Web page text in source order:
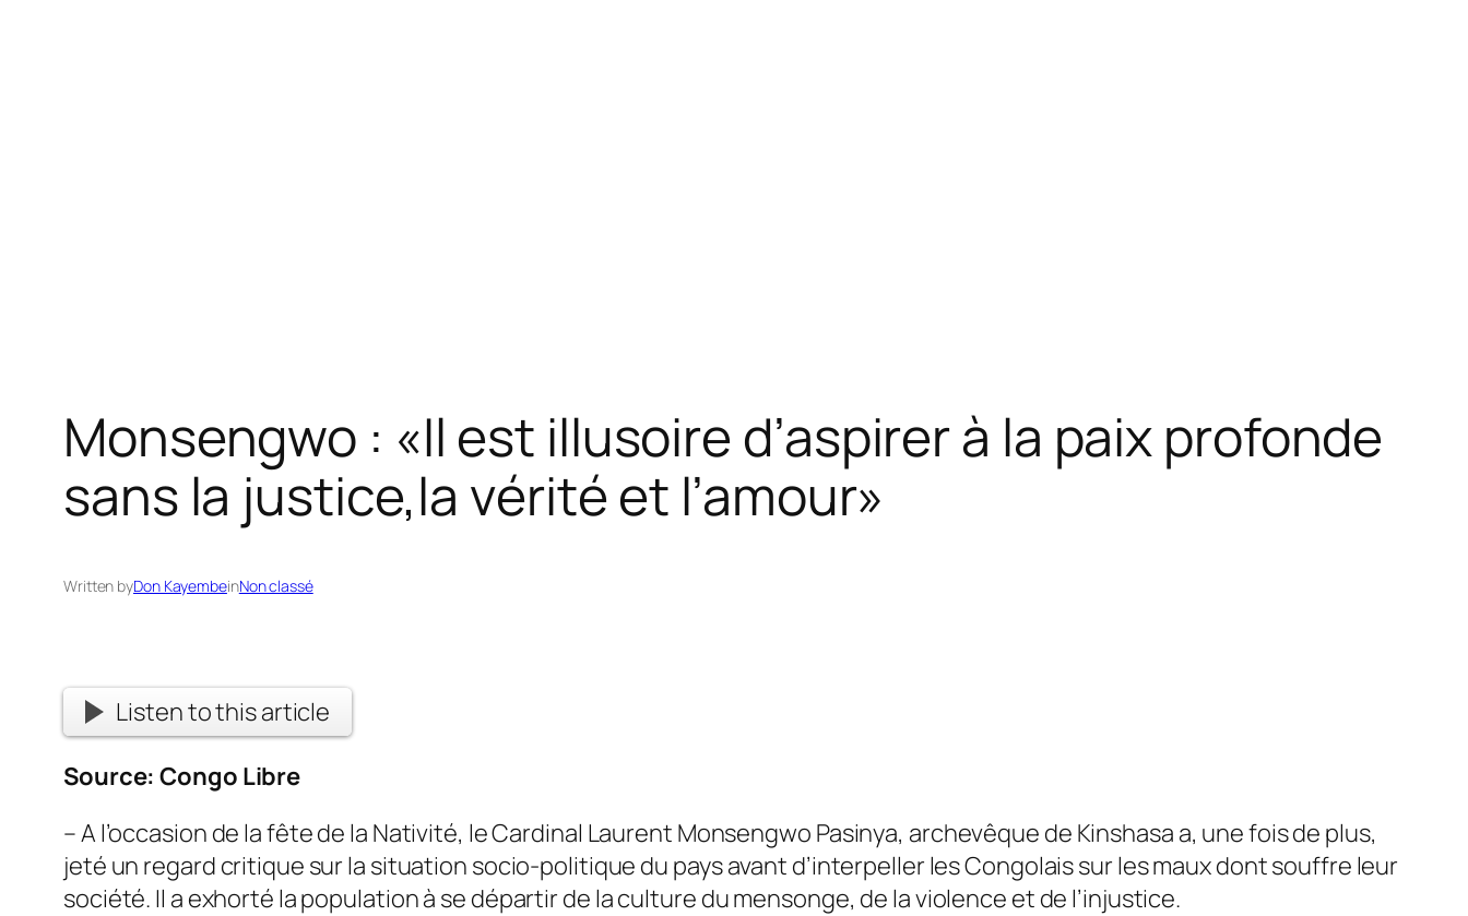
Monsengwo : «Il est illusoire d’aspirer à la paix profonde
sans la justice,la vérité et l’amour»
Written byDon KayembeinNon classé
Listen to this article
Source:Congo Libre
– A l’occasion de la fête de la Nativité, le Cardinal Laurent Monsengwo Pasinya, archevêque de Kinshasa a, une fois de plus,
jeté un regard critique sur la situation socio-politique du pays avant d’interpeller les Congolais sur les maux dont souffre leur
société. Il a exhorté la population à se départir de la culture du mensonge, de la violence et de l’injustice.